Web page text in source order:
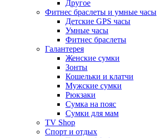
Другое
Фитнес браслеты и умные часы
Детские GPS часы
Умные часы
Фитнес браслеты
Галантерея
Женские сумки
Зонты
Кошельки и клатчи
Мужские сумки
Рюкзаки
Сумка на пояс
Сумки для мам
TV Shop
Спорт и отдых